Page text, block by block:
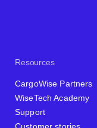
Resources
CargoWise Partners
WiseTech Academy
Support